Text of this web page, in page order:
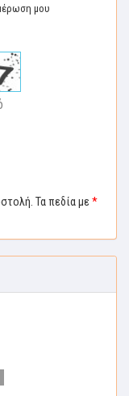
μου
Τα πεδία με *